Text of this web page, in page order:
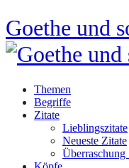
Goethe und
Themen
Begriffe
Zitate
Lieblingszitate
Neueste Zitate